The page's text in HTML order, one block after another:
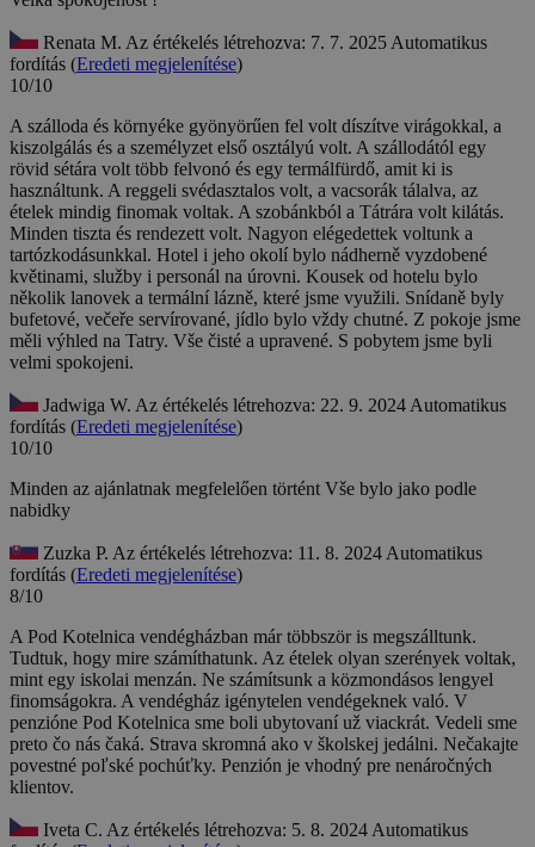
Renata M. Az értékelés létrehozva: 7. 7. 2025 Automatikus
fordítás (Eredeti megjelenítése)
10/10
A szálloda és környéke gyönyörűen fel volt díszítve virágokkal, a
kiszolgálás és a személyzet első osztályú volt. A szállodától egy
rövid sétára volt több felvonó és egy termálfürdő, amit ki is
használtunk. A reggeli svédasztalos volt, a vacsorák tálalva, az
ételek mindig finomak voltak. A szobánkból a Tátrára volt kilátás.
Minden tiszta és rendezett volt. Nagyon elégedettek voltunk a
tartózkodásunkkal. Hotel i jeho okolí bylo nádherně vyzdobené
květinami, služby i personál na úrovni. Kousek od hotelu bylo
několik lanovek a termální lázně, které jsme využili. Snídaně byly
bufetové, večeře servírované, jídlo bylo vždy chutné. Z pokoje jsme
měli výhled na Tatry. Vše čisté a upravené. S pobytem jsme byli
velmi spokojeni.
Jadwiga W. Az értékelés létrehozva: 22. 9. 2024 Automatikus
fordítás (Eredeti megjelenítése)
10/10
Minden az ajánlatnak megfelelően történt Vše bylo jako podle
nabidky
Zuzka P. Az értékelés létrehozva: 11. 8. 2024 Automatikus
fordítás (Eredeti megjelenítése)
8/10
A Pod Kotelnica vendégházban már többször is megszálltunk.
Tudtuk, hogy mire számíthatunk. Az ételek olyan szerények voltak,
mint egy iskolai menzán. Ne számítsunk a közmondásos lengyel
finomságokra. A vendégház igénytelen vendégeknek való. V
penzióne Pod Kotelnica sme boli ubytovaní už viackrát. Vedeli sme
preto čo nás čaká. Strava skromná ako v školskej jedálni. Nečakajte
povestné poľské pochúťky. Penzión je vhodný pre nenáročných
klientov.
Iveta C. Az értékelés létrehozva: 5. 8. 2024 Automatikus